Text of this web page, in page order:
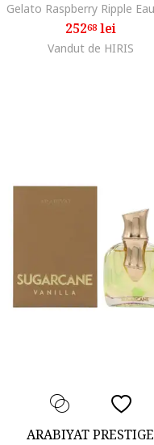
25268lei
Vandut de HIRIS
ARABIYAT PRESTIGE